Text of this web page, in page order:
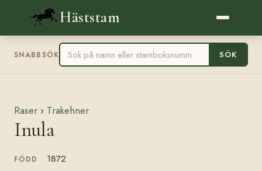
Häststam
SNABBSÖK SÖK
Raser › Trakehner
Inula
FÖDD 1872